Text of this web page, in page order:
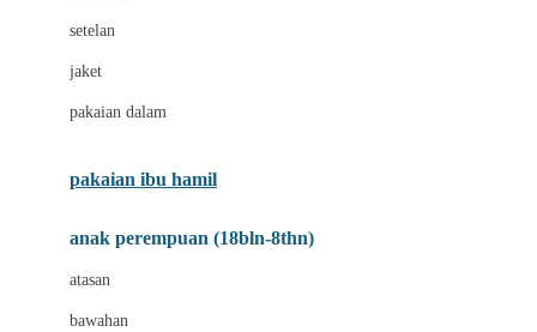
Cottonseeds
Crane
setelan
jaket
pakaian dalam
pakaian ibu hamil
anak perempuan (18bln-8thn)
atasan
bawahan